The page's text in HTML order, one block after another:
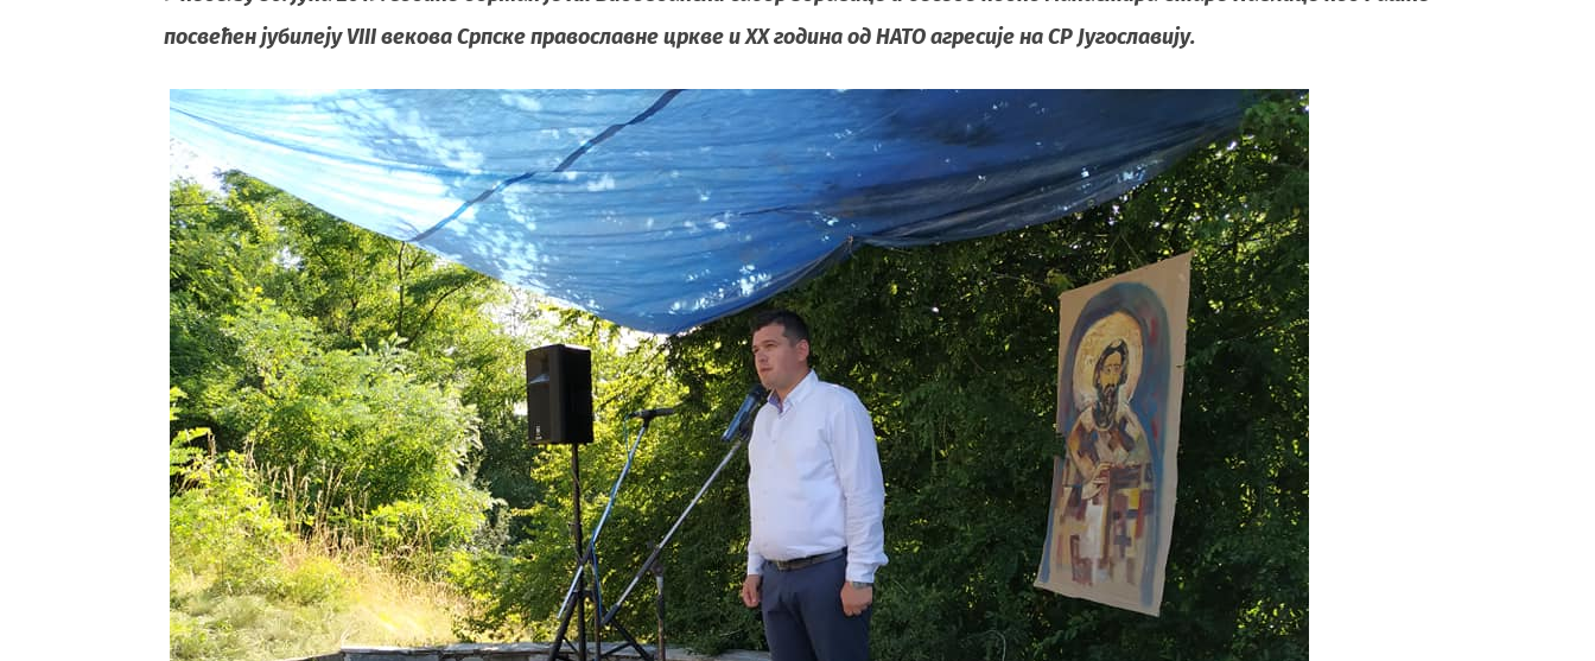
посвећен јубилеју VIII векова Српске православне цркве и XX година од НАТО агресије на СР Југославију.